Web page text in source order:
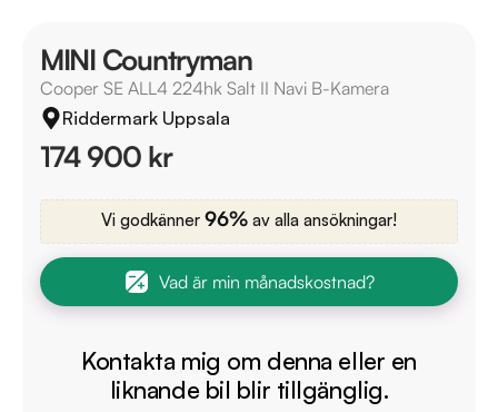
MINI Countryman
Cooper SE ALL4 224hk Salt II Navi B-Kamera
Riddermark Uppsala
174 900 kr
Vi godkänner 96% av alla ansökningar!
Vad är min månadskostnad?
Kontakta mig om denna eller en
liknande bil blir tillgänglig.